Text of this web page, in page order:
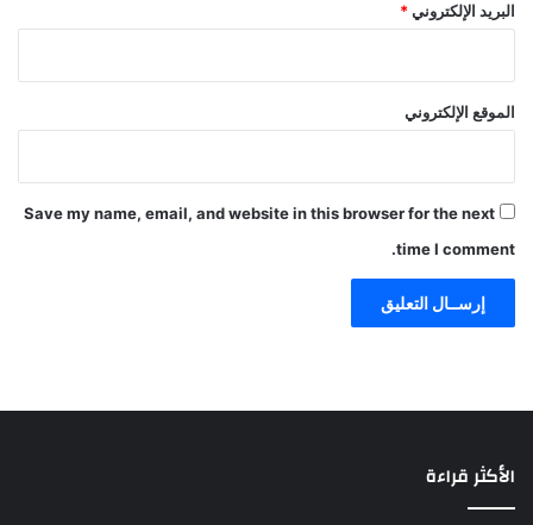
البريد الإلكتروني*
الموقع الإلكتروني
Save my name, email, and website in this browser for the next
time I comment.
الأكثر قراءة